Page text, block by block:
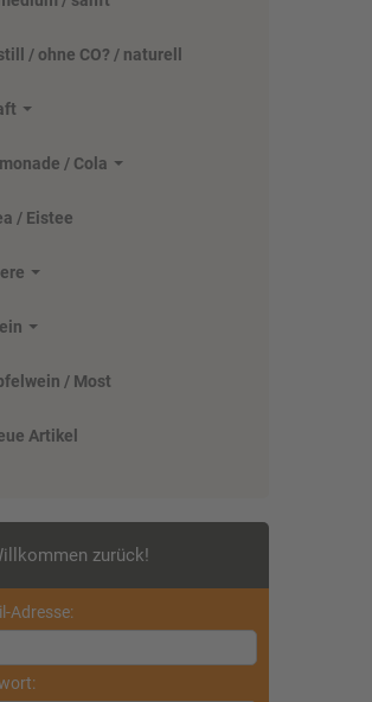
/ ohne CO? / naturell
/ Cola
/ Eistee
/ Most
Artikel
zurück!
Adresse: